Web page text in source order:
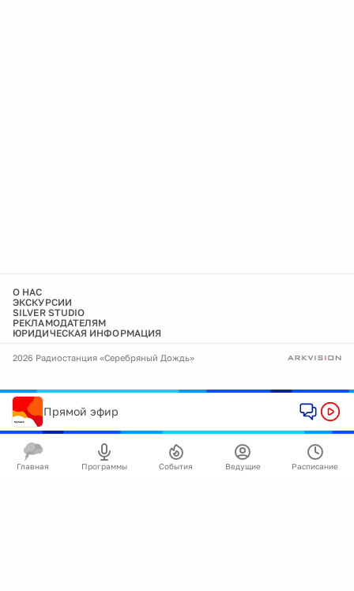
О НАС
ЭКСКУРСИИ
SILVER STUDIO
РЕКЛАМОДАТЕЛЯМ
ЮРИДИЧЕСКАЯ ИНФОРМАЦИЯ
2026 Радиостанция «Серебряный Дождь»
Прямой эфир
Главная Программы События Ведущие Расписание